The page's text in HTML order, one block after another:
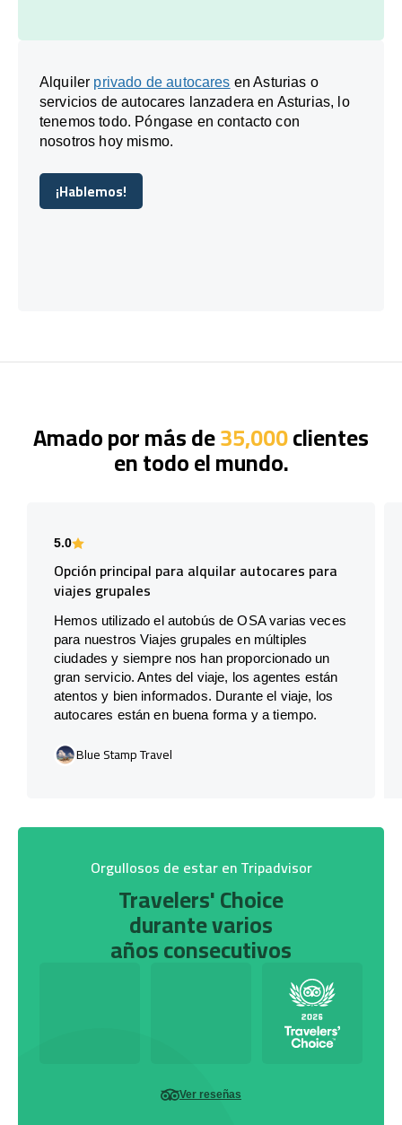
Alquiler privado de autocares en Asturias o
servicios de autocares lanzadera en Asturias, lo
tenemos todo. Póngase en contacto con
nosotros hoy mismo.
¡Hablemos!
¡Hablemos!
Amado por más de35,000clientes
en todo el mundo.
5.0
Opción principal para alquilar autocares para
viajes grupales
Hemos utilizado el autobús de OSA varias veces
para nuestros Viajes grupales en múltiples
ciudades y siempre nos han proporcionado un
gran servicio. Antes del viaje, los agentes están
atentos y bien informados. Durante el viaje, los
autocares están en buena forma y a tiempo.
Blue Stamp Travel
Orgullosos de estar en Tripadvisor
Travelers' Choice
durante varios
años consecutivos
Ver reseñas